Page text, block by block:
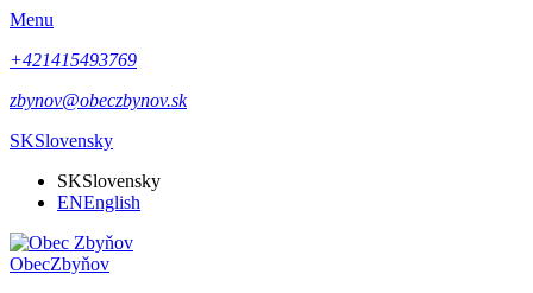
Menu
+421415493769
zbynov@obeczbynov.sk
SKSlovensky
SKSlovensky
ENEnglish
ObecZbyňov